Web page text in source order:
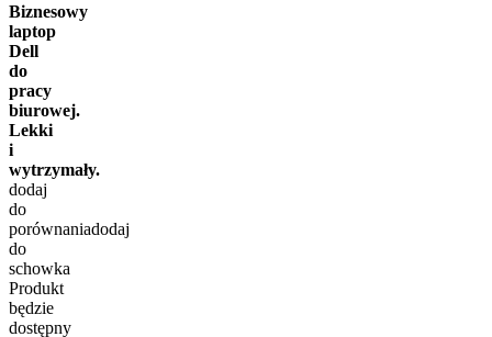
Biznesowy
laptop
Dell
do
pracy
biurowej.
Lekki
i
wytrzymały.
dodaj
do
porównaniadodaj
do
schowka
Produkt
będzie
dostępny